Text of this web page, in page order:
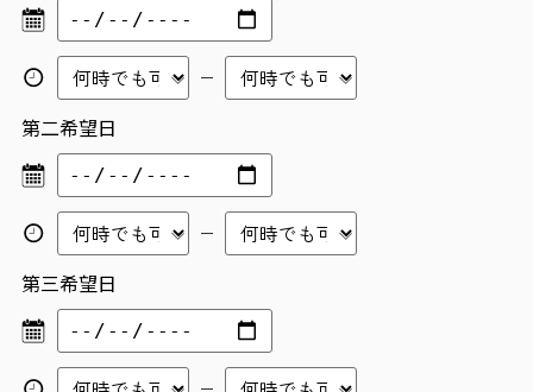
第二希望日
第三希望日